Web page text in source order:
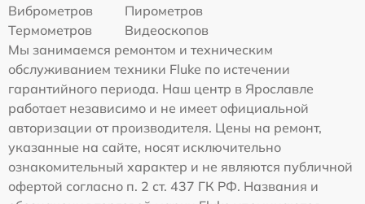
Виброметров
Пирометров
Термометров
Видеоскопов
Мы занимаемся ремонтом и техническим
обслуживанием техники Fluke по истечении
гарантийного периода. Наш центр в Ярославле
работает независимо и не имеет официальной
авторизации от производителя. Цены на ремонт,
указанные на сайте, носят исключительно
ознакомительный характер и не являются публичной
офертой согласно п. 2 ст. 437 ГК РФ. Названия и